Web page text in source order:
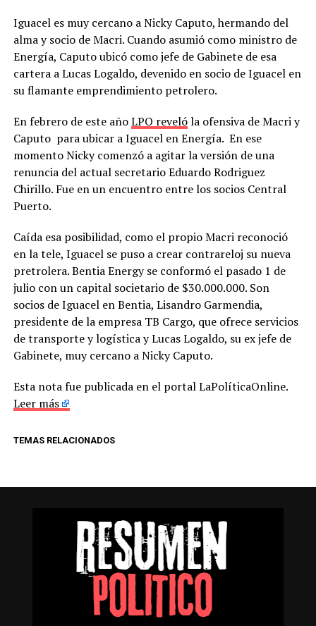
Iguacel es muy cercano a Nicky Caputo, hermando del
alma y socio de Macri. Cuando asumió como ministro de
Energía, Caputo ubicó como jefe de Gabinete de esa
cartera a Lucas Logaldo, devenido en socio de Iguacel en
su flamante emprendimiento petrolero.
En febrero de este añoLPO revelóla ofensiva de Macri y
Caputo para ubicar a Iguacel en Energía. En ese
momento Nicky comenzó a agitar la versión de una
renuncia del actual secretario Eduardo Rodriguez
Chirillo. Fue en un encuentro entre los socios Central
Puerto.
Caída esa posibilidad, como el propio Macri reconoció
en la tele, Iguacel se puso a crear contrareloj su nueva
pretrolera. Bentia Energy se conformó el pasado 1 de
julio con un capital societario de $30.000.000. Son
socios de Iguacel en Bentia, Lisandro Garmendia,
presidente de la empresa TB Cargo, que ofrece servicios
de transporte y logística y Lucas Logaldo, su ex jefe de
Gabinete, muy cercano a Nicky Caputo.
Esta nota fue publicada en el portal LaPolíticaOnline.
Leer más
TEMAS RELACIONADOS